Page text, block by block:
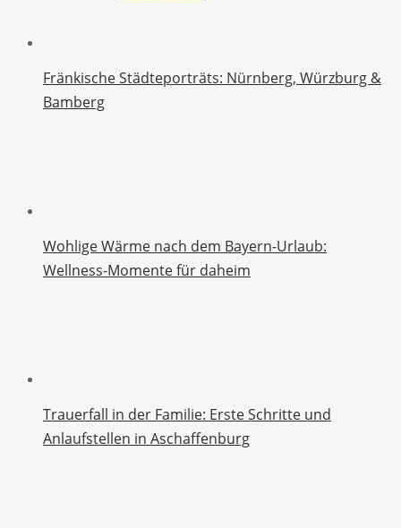
Fränkische Städteporträts: Nürnberg, Würzburg &
Bamberg
Wohlige Wärme nach dem Bayern-Urlaub:
Wellness-Momente für daheim
Trauerfall in der Familie: Erste Schritte und
Anlaufstellen in Aschaffenburg